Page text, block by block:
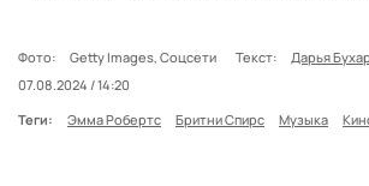
Фото: Getty Images, Соцсети Текст:
Дарья
07.08.2024 / 14:20
Теги:
Эмма Робертс Бритни Спирс Музыка